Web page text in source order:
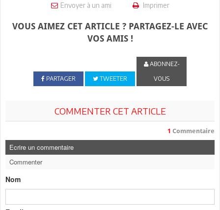
Envoyer à un ami Imprimer
VOUS AIMEZ CET ARTICLE ? PARTAGEZ-LE AVEC
VOS AMIS !
PARTAGER TWEETER
ABONNEZ-
VOUS
COMMENTER CET ARTICLE
1 Commentaire
Ecrire un commentaire
Commenter
Nom